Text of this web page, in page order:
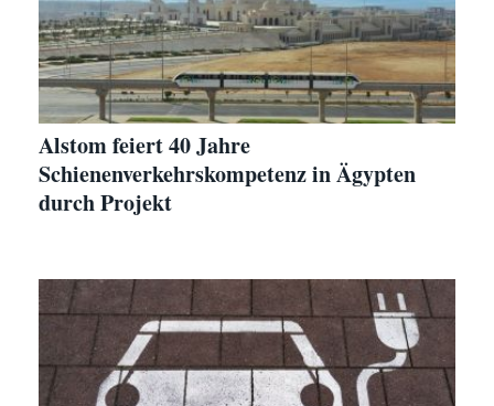
Alstom feiert 40 Jahre
Schienenverkehrskompetenz in Ägypten
durch Projekt